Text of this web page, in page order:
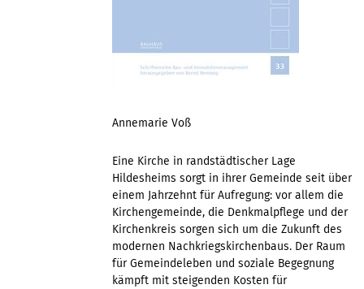
Annemarie Voß
Eine Kirche in randstädtischer Lage
Hildesheims sorgt in ihrer Gemeinde seit über
einem Jahrzehnt für Aufregung: vor allem die
Kirchengemeinde, die Denkmalpflege und der
Kirchenkreis sorgen sich um die Zukunft des
modernen Nachkriegskirchenbaus. Der Raum
für Gemeindeleben und soziale Begegnung
kämpft mit steigenden Kosten für